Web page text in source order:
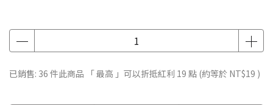
已銷售: 36 件此商品 「 最高 」可以折抵紅利 19 點 (約等於 NT$19 )